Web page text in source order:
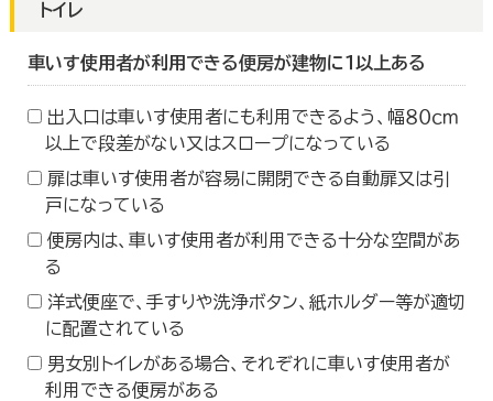
トイレ
車いす使用者が利用できる便房が建物に１以上ある
出入口は車いす使用者にも利用できるよう、幅８０ｃｍ
以上で段差がない又はスロープになっている
扉は車いす使用者が容易に開閉できる自動扉又は引
戸になっている
便房内は、車いす使用者が利用できる十分な空間があ
る
洋式便座で、手すりや洗浄ボタン、紙ホルダー等が適切
に配置されている
男女別トイレがある場合、それぞれに車いす使用者が
利用できる便房がある